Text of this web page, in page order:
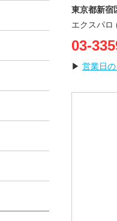
東京都新宿
エクスパロ
03-
▶ 営業日